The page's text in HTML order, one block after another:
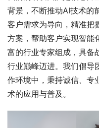
背景，不断推动AI技术的
客户需求为导向，精准把
方案，帮助客户实现智能
富的行业专家组成，具备
行业巅峰迈进。我们倡导
作环境中，秉持诚信、专
术的应用与普及。